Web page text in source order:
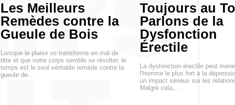
Les Meilleurs
Remèdes contre la
Gueule de Bois
Lorsque le plaisir se transforme en mal de
tête et que votre corps semble se révolter, le
temps est le seul véritable remède contre la
gueule de…
Toujours au
Parlons de la
Dysfonction
Érectile
La dysfonction érectile peut
l'homme le plus fort à la
un impact sérieux sur les
Malgré cela,…